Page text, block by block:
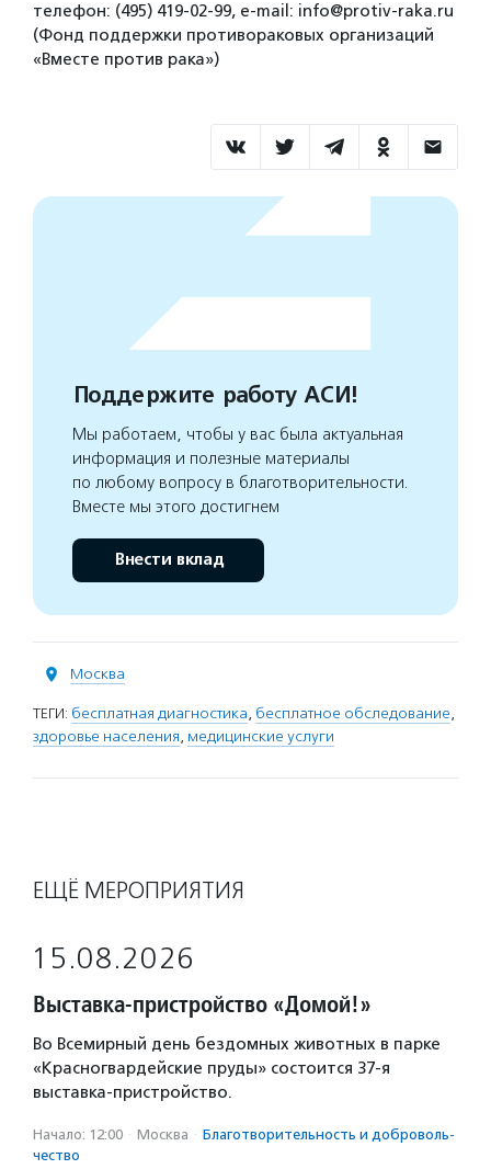
телефон: (495) 419-02-99, e-mail: info@protiv-raka.ru
(Фонд поддержки противораковых организаций
«Вместе против рака»)
Поддержите работу АСИ!
Мы работаем, чтобы у вас была актуальная
информация и полезные материалы
по любому вопросу в благотворительности.
Вместе мы этого достигнем
Внести вклад
Москва
ТЕГИ: бесплатная диагностика, бесплатное обследование,
здоровье населения, медицинские услуги
ЕЩЁ МЕРОПРИЯТИЯ
15.08.2026
Выставка-пристройство «Домой!»
Во Всемирный день бездомных животных в парке
«Красногвардейские пруды» состоится 37-я
выставка-пристройство.
Начало: 12:00 · Москва · Благотвори­тель­ность и доброволь­
чест­во